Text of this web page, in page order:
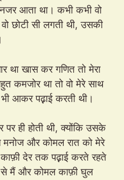
आता था। कभी कभी वो
छोटी सी लगती थी, उसकी
था खास कर गणित तो मेरा
कमजोर था तो वो मेरे साथ
आकर पढ़़ाई करती थी।
पर ही होती थी, क्योंकि उसके
मनोज और कोमल रात को मेरे
देर तक पढ़़ाई करते रहते
मैं और कोमल काफ़ी घुल